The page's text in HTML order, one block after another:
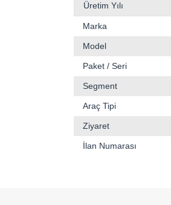
Üretim Yılı
Marka
Model
Paket / Seri
Segment
Araç Tipi
Ziyaret
İlan Numarası